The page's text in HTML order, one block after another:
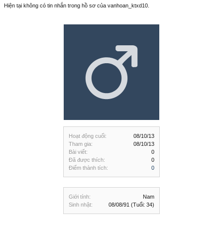
Hoạt động cuối:
08/10/13
Tham gia:
08/10/13
Bài viết:
0
Đã được thích:
0
Điểm thành tích:
0
Giới tính:
Nam
Sinh nhật:
08/08/91 (Tuổi: 34)
Hiện tại không có tin nhắn trong hồ sơ của vanhoan_ktxd10.